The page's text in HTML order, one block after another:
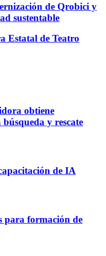
de Qrobici y
sustentable
Estatal de Teatro
obtiene
y rescate
de IA
para formación de